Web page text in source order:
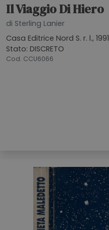
Il Viaggio Di Hiero
di Sterling Lanier
Casa Editrice Nord S. r. l., 1991
Stato: DISCRETO
Cod. CCU6066